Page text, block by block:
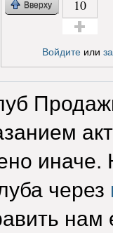
Вверху 10
Войдитеили
через
нам